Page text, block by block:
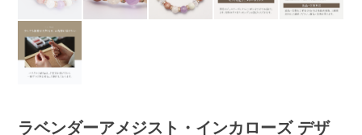
ラベンダーアメジスト・インカローズ デザ